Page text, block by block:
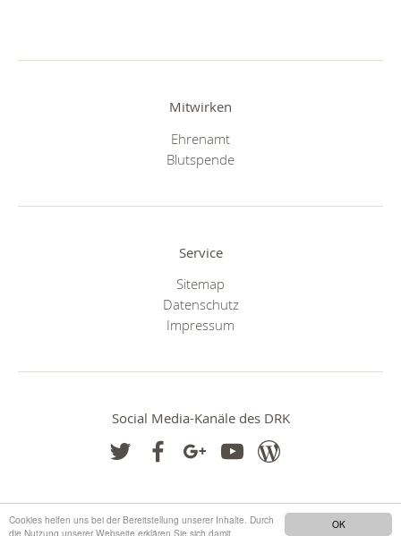
OK
Cookies helfen uns bei der Bereitstellung unserer Inhalte. Durch
die Nutzung unserer Webseite erklären Sie sich damit
Mitwirken
Ehrenamt
Blutspende
Service
Sitemap
Datenschutz
Impressum
Social Media-Kanäle des DRK